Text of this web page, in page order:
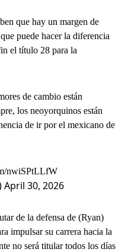
que hay un margen de
puede hacer la diferencia
el título 28 para la
de cambio están
los neoyorquinos están
de ir por el mexicano de
nwiSPtLLfW
April 30, 2026
de la defensa de (Ryan)
impulsar su carrera hacia la
no será titular todos los días